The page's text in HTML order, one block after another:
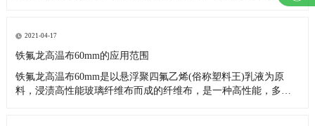
高性能玻璃纤维布而成。是一种高性能，多用途的复合材料新产
环保、印染、服装、化工、玻璃、医药、电子、绝缘、建筑（棚
顶膜结构基布
2021-04-17
铁氟龙高温布60mm的应用范围
铁氟龙高温布60mm是以悬浮聚四氟乙烯(俗称塑料王)乳液为原
料，浸渍高性能玻璃纤维布而成的纤维布，是一种高性能，多用